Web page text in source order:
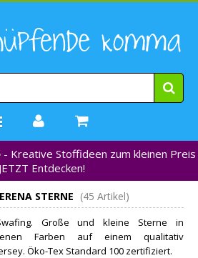
- Kreative Stoffideen zum kleinen Preis
Entdecken!
STERNE (45 Artikel)
Große und kleine Sterne in
Farben auf einem qualitativ
Öko-Tex Standard 100 zertifiziert.